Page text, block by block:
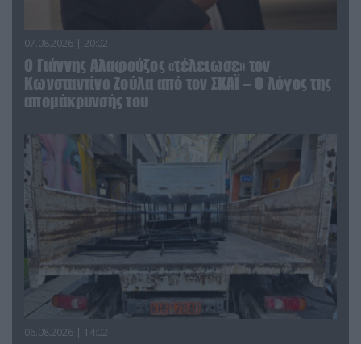
07.08.2026 | 20:02
Ο Γιάννης Αλαφούζος «τέλειωσε» τον
Κωνσταντίνο Ζούλα από τον ΣΚΑΪ – Ο λόγος της
απομάκρυνσής του
06.08.2026 | 14:02